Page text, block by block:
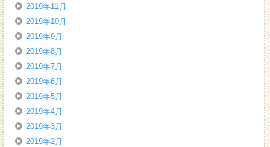
2019年11月
2019年10月
2019年9月
2019年8月
2019年7月
2019年6月
2019年5月
2019年4月
2019年3月
2019年2月